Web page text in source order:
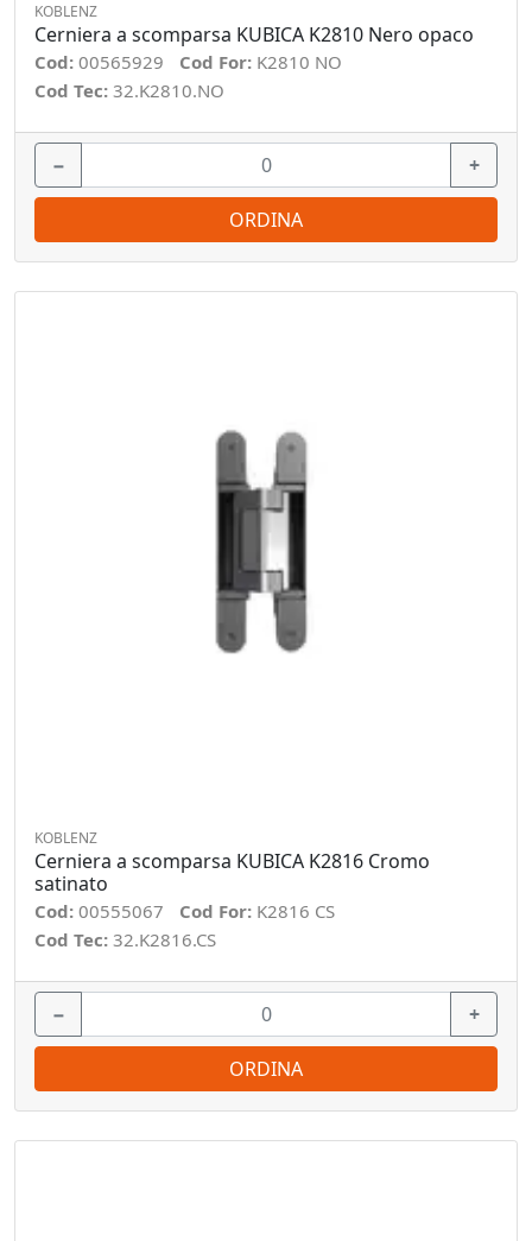
KOBLENZ
Cerniera a scomparsa KUBICA K2810 Nero opaco
Cod: 00565929 Cod For: K2810 NO
Cod Tec: 32.K2810.NO
− +
ORDINA
KOBLENZ
Cerniera a scomparsa KUBICA K2816 Cromo
satinato
Cod: 00555067 Cod For: K2816 CS
Cod Tec: 32.K2816.CS
− +
ORDINA